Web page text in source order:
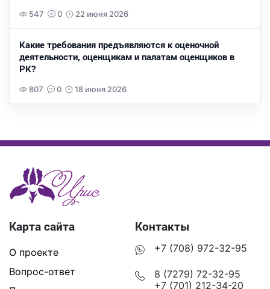
547 0 22 июня 2026
Какие требования предъявляются к оценочной
деятельности, оценщикам и палатам оценщиков в
РК?
807 0 18 июня 2026
Карта сайта
О проекте
Вопрос-ответ
Контакты
+7 (708) 972-32-95
8 (7279) 72-32-95
+7 (701) 212-34-20